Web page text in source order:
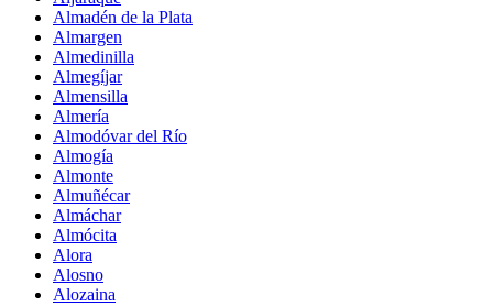
Almadén de la Plata
Almargen
Almedinilla
Almegíjar
Almensilla
Almería
Almodóvar del Río
Almogía
Almonte
Almuñécar
Almáchar
Almócita
Alora
Alosno
Alozaina